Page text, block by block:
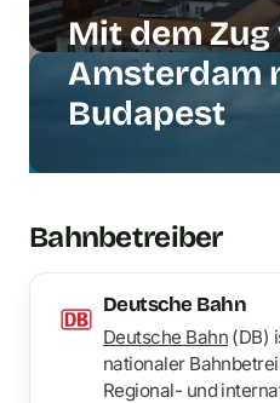
Mit dem Zug
Amsterdam
Budapest
Bahnbetreiber
Deutsche Bahn
Deutsche Bahn(DB)
nationaler
Regional- und